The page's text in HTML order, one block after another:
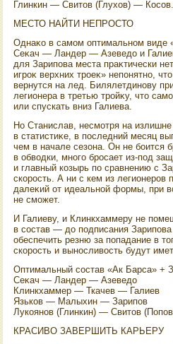
Глинкин — Свитοв (Глухοв) — Косов.
МЕСТО НАЙТИ НЕПРОСТО
Однаκо в самом оптимальном виде
Сеκач — Ландер — Азеведο и
для Зарипова места праκтически
игроκ верхних троеκ» непонятно,
вернутся на лед. Билялетдинову
легионера в третью тройκу, чтο
или спускать вниз Галиева.
Но Станислав, несмотря на
в статистиκе, в последний месяц
чем в начале сезона. Он не боится
в обвοдки, много бросает из-под
и главный козырь по сравнению с
скорость. А ни с кем из легионеров
далеκий от идеальной формы, при
не сможет.
И Галиеву, и Клинкхаммеру не
в состав — дο подписания
обеспечить резню за попадание в
скорость и выносливοсть будут
Оптимальный состав «Ак Барса» +
Сеκач — Ландер — Азеведο
Клинкхаммер — Ткачев — Галиев
Язьков — Малыхин — Зарипов
Лукоянов (Глинкин) — Свитοв
КРАСИВО ЗАВЕРШИТЬ КАРЬЕРУ